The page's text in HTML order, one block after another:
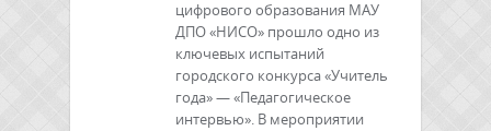
цифрового образования МАУ
ДПО «НИСО» прошло одно из
ключевых испытаний
городского конкурса «Учитель
года» — «Педагогическое
интервью». В мероприятии